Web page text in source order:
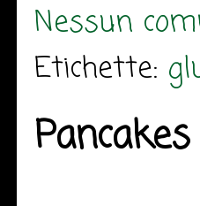
Nessun
Etichette: